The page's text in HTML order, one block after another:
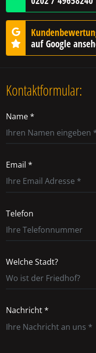
auf Google
Kontaktformular:
Name *
Email *
Telefon
Welche Stadt?
Nachricht *